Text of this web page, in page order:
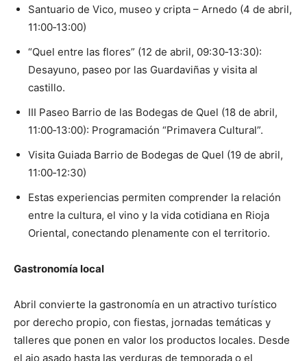
Santuario de Vico, museo y cripta – Arnedo (4 de abril,
11:00‑13:00)
“Quel entre las flores” (12 de abril, 09:30‑13:30):
Desayuno, paseo por las Guardaviñas y visita al
castillo.
III Paseo Barrio de las Bodegas de Quel (18 de abril,
11:00‑13:00): Programación “Primavera Cultural”.
Visita Guiada Barrio de Bodegas de Quel (19 de abril,
11:00‑12:30)
Estas experiencias permiten comprender la relación
entre la cultura, el vino y la vida cotidiana en Rioja
Oriental, conectando plenamente con el territorio.
Gastronomía local
Abril convierte la gastronomía en un atractivo turístico
por derecho propio, con fiestas, jornadas temáticas y
talleres que ponen en valor los productos locales. Desde
el ajo asado hasta las verduras de temporada o el